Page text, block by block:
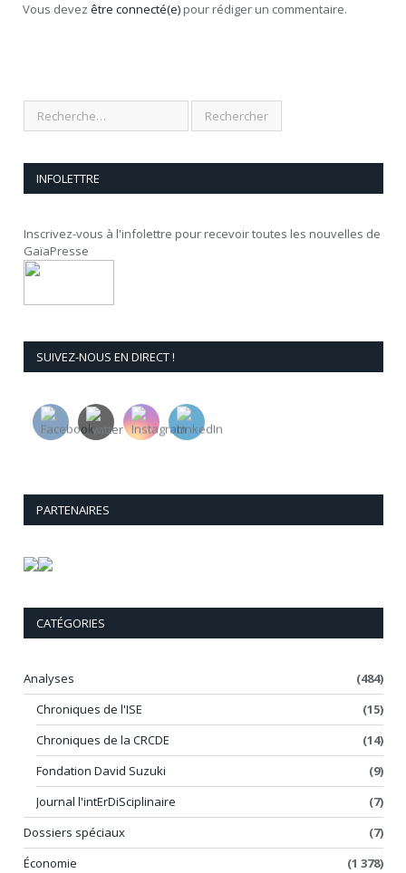
Vous devez être connecté(e) pour rédiger un commentaire.
INFOLETTRE
Inscrivez-vous à l'infolettre pour recevoir toutes les nouvelles de
GaïaPresse
SUIVEZ-NOUS EN DIRECT !
PARTENAIRES
CATÉGORIES
Analyses
(484)
Chroniques de l'ISE
(15)
Chroniques de la CRCDE
(14)
Fondation David Suzuki
(9)
Journal l'intErDiSciplinaire
(7)
Dossiers spéciaux
(7)
Économie
(1 378)